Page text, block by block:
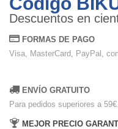
Descuentos en
FORMAS DE PAGO
Visa, MasterCard, PayPal,
ENVÍO GRATUITO
Para pedidos superiores a 59€.
MEJOR PRECIO